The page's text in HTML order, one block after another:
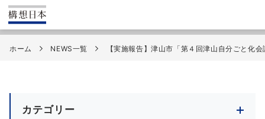
ホーム NEWS一覧 【実施報告】津山市「第４回津山自分ごと化
カテゴリー